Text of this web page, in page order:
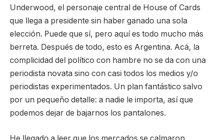
Underwood, el personaje central de House of Cards
que llega a presidente sin haber ganado una sola
elección. Puede que sí, pero aquí es todo mucho más
berreta. Después de todo, esto es Argentina. Acá, la
complicidad del político con hambre no se da con una
periodista novata sino con casi todos los medios y/o
periodistas experimentados. Un plan fantástico salvo
por un pequeño detalle: a nadie le importa, así que
podemos dejar de bajarnos los pantalones.